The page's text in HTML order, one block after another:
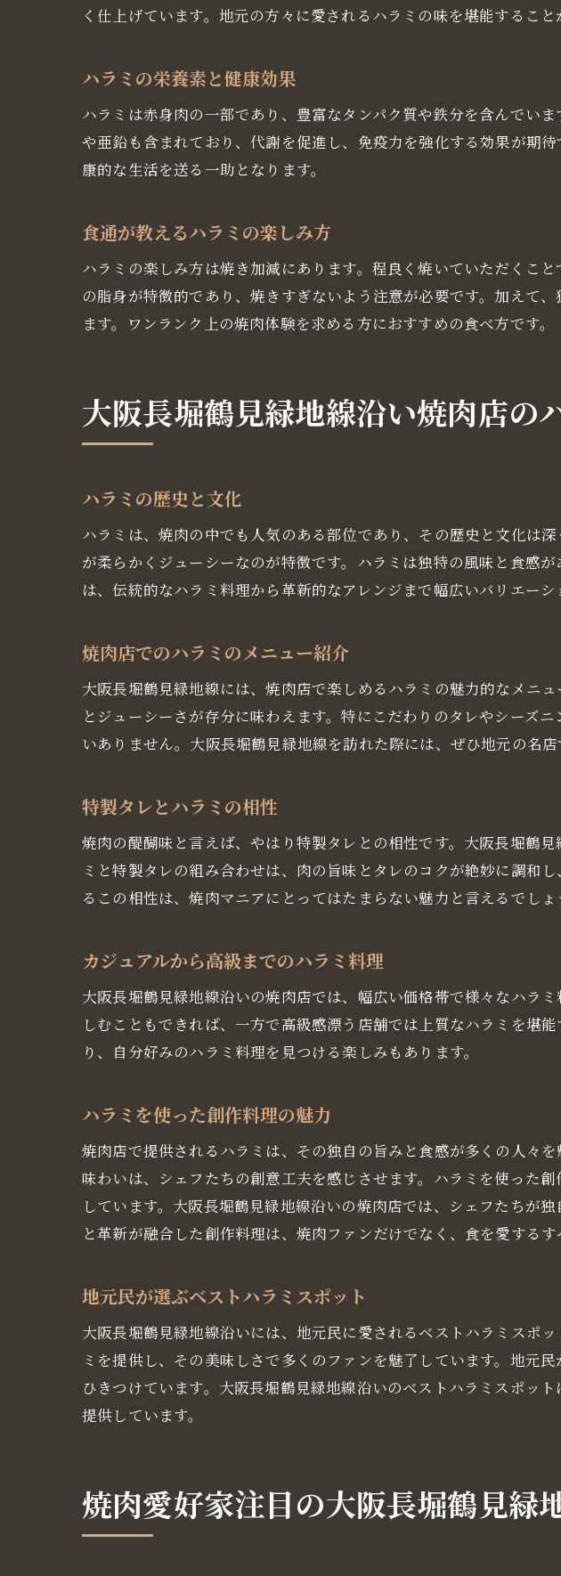
ハラミを楽しむため
実際に訪れた感想と
コストパフォーマン
焼肉ファンが選ぶ大阪長
焼肉通が推すハラミ
リピーター続出の人気
ハラミにこだわる職
特別な日のハラミデ
ハラミを楽しむため
大阪長堀鶴見緑地線で行
訪れたい焼肉店のリス
焼肉店での注目ハラ
ハラミを美味しくす
く仕上げています。地元の方々に愛されるハラミの味を堪能するこ
ハラミの栄養素と健康効果
ハラミは赤身肉の一部であり、豊富なタンパク質や鉄分を含んでい
や亜鉛も含まれており、代謝を促進し、免疫力を強化する効果が期
康的な生活を送る一助となります。
食通が教えるハラミの楽しみ方
ハラミの楽しみ方は焼き加減にあります。程良く焼いていただくこ
の脂身が特徴的であり、焼きすぎないよう注意が必要です。加えて
ます。ワンランク上の焼肉体験を求める方におすすめの食べ方です。
大阪長堀鶴見緑地線沿い焼肉店の
ハラミの歴史と文化
ハラミは、焼肉の中でも人気のある部位であり、その歴史と文化は
が柔らかくジューシーなのが特徴です。ハラミは独特の風味と食感
は、伝統的なハラミ料理から革新的なアレンジまで幅広いバリエーシ
焼肉店でのハラミのメニュー紹介
大阪長堀鶴見緑地線には、焼肉店で楽しめるハラミの魅力的なメニ
とジューシーさが存分に味わえます。特にこだわりのタレやシーズ
いありません。大阪長堀鶴見緑地線を訪れた際には、ぜひ地元の名
特製タレとハラミの相性
焼肉の醍醐味と言えば、やはり特製タレとの相性です。大阪長堀鶴
ミと特製タレの組み合わせは、肉の旨味とタレのコクが絶妙に調和
るこの相性は、焼肉マニアにとってはたまらない魅力と言えるでしょ
カジュアルから高級までのハラミ料理
大阪長堀鶴見緑地線沿いの焼肉店では、幅広い価格帯で様々なハラ
しむこともできれば、一方で高級感漂う店舗では上質なハラミを堪
り、自分好みのハラミ料理を見つける楽しみもあります。
ハラミを使った創作料理の魅力
焼肉店で提供されるハラミは、その独自の旨みと食感が多くの人々
味わいは、シェフたちの創意工夫を感じさせます。ハラミを使った
しています。大阪長堀鶴見緑地線沿いの焼肉店では、シェフたちが
と革新が融合した創作料理は、焼肉ファンだけでなく、食を愛するす
地元民が選ぶベストハラミスポット
大阪長堀鶴見緑地線沿いには、地元民に愛されるベストハラミスポ
ミを提供し、その美味しさで多くのファンを魅了しています。地元
ひきつけています。大阪長堀鶴見緑地線沿いのベストハラミスポッ
提供しています。
焼肉愛好家注目の大阪長堀鶴見緑